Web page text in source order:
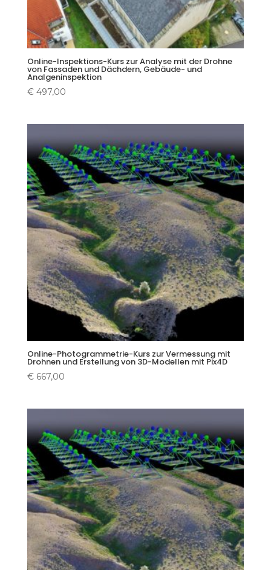
Online-Inspektions-Kurs zur Analyse mit der Drohne
von Fassaden und Dächdern, Gebäude- und
Analgeninspektion
€497,00
Online-Photogrammetrie-Kurs zur Vermessung mit
Drohnen und Erstellung von 3D-Modellen mit Pix4D
€667,00